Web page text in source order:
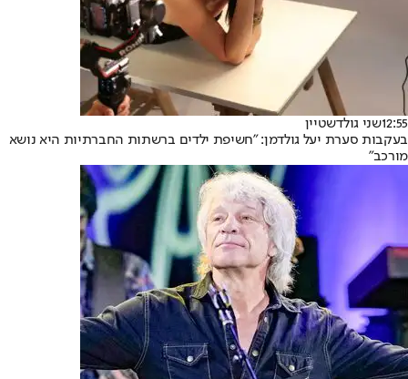
12:55שני גולדשטיין
בעקבות סערת יעל גולדמן: "חשיפת ילדים ברשתות החברתיות היא נושא
מורכב"